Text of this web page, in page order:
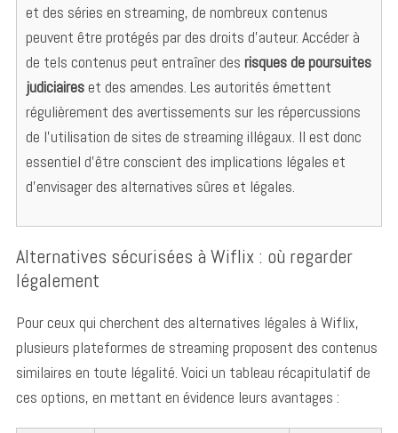
et des séries en streaming, de nombreux contenus
peuvent être protégés par des droits d’auteur. Accéder à
de tels contenus peut entraîner des risques de poursuites
judiciaireset des amendes. Les autorités émettent
régulièrement des avertissements sur les répercussions
de l’utilisation de sites de streaming illégaux. Il est donc
essentiel d’être conscient des implications légales et
d’envisager des alternatives sûres et légales.
Alternatives sécurisées à Wiflix : où regarder
légalement
Pour ceux qui cherchent des alternatives légales à Wiflix,
plusieurs plateformes de streaming proposent des contenus
similaires en toute légalité. Voici un tableau récapitulatif de
ces options, en mettant en évidence leurs avantages :